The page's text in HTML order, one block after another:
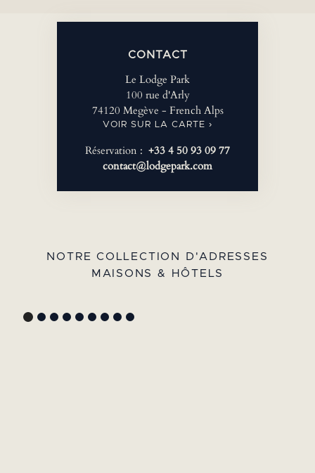
CONTACT
Le Lodge Park
100 rue d'Arly
74120 Megève - French Alps
VOIR SUR LA CARTE ›
Réservation : +33 4 50 93 09 77
contact@lodgepark.com
NOTRE COLLECTION D'ADRESSES
MAISONS & HÔTELS